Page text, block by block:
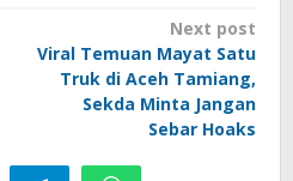
Next post
Viral Temuan Mayat Satu
Truk di Aceh Tamiang,
Sekda Minta Jangan
Sebar Hoaks